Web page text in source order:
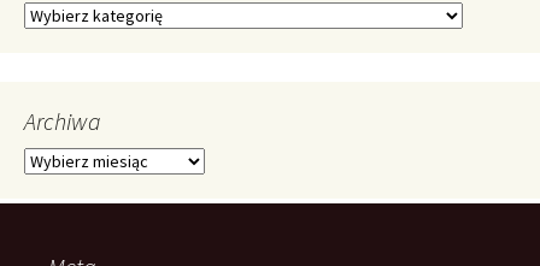
Kategorie
Archiwa
Archiwa